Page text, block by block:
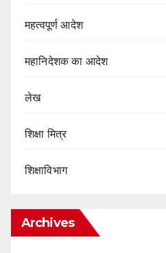
महत्वपूर्ण आदेश
महानिदेशक का आदेश
लेख
शिक्षा मित्र
शिक्षाविभाग
Archives